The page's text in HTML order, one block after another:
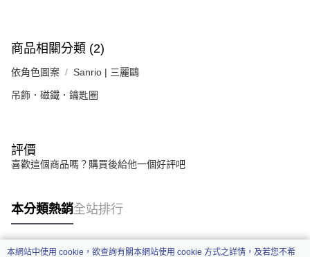
商品相關分類 (2)
依角色圖案 Sanrio | 三麗鷗
吊飾．磁鐵．鑰匙圈
評價
喜歡這個商品嗎？購買後給他一個好評吧
本分類熱銷全站排行
本網站中使用 cookie，欲查詢有關本網站使用 cookie 方式之詳情，及若您不希